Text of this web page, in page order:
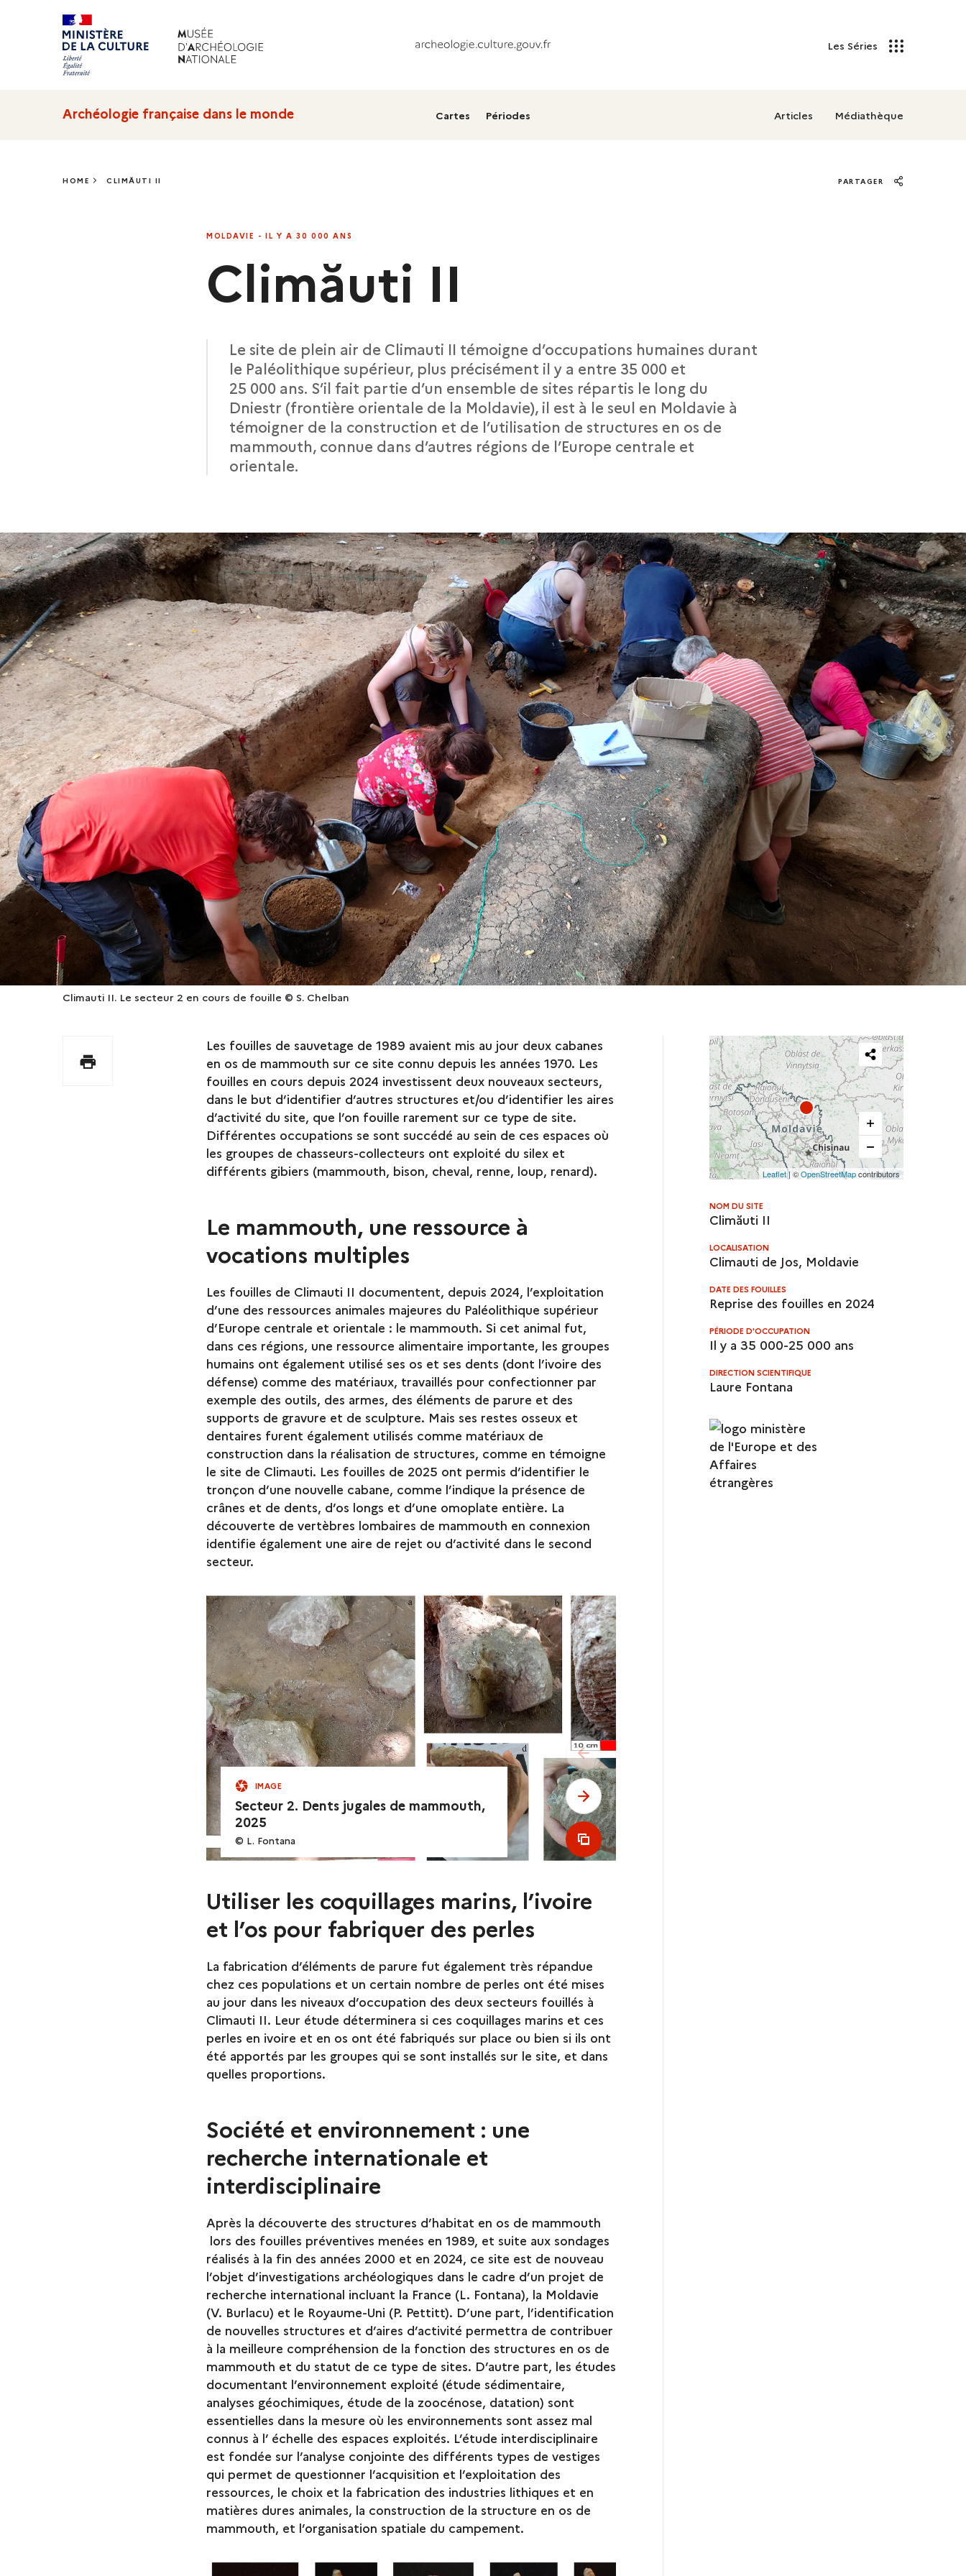
Les Séries
Archéologie française dans le monde Cartes Périodes Articles Médiathèque
MOLDAVIE - IL Y A 30 000 ANS
Climăuti II
Le site de plein air de Climauti II témoigne d’occupations humaines durant
le Paléolithique supérieur, plus précisément il y a entre 35 000 et
25 000 ans. S’il fait partie d’un ensemble de sites répartis le long du
Dniestr (frontière orientale de la Moldavie), il est à le seul en Moldavie à
témoigner de la construction et de l’utilisation de structures en os de
mammouth, connue dans d’autres régions de l’Europe centrale et
orientale.
HOME CLIMĂUTI II PARTAGER
Climauti II. Le secteur 2 en cours de fouille © S. Chelban
Les fouilles de sauvetage de 1989 avaient mis au jour deux cabanes
en os de mammouth sur ce site connu depuis les années 1970. Les
fouilles en cours depuis 2024 investissent deux nouveaux secteurs,
dans le but d’identifier d’autres structures et/ou d’identifier les aires
d’activité du site, que l’on fouille rarement sur ce type de site.
Différentes occupations se sont succédé au sein de ces espaces où
les groupes de chasseurs-collecteurs ont exploité du silex et
différents gibiers (mammouth, bison, cheval, renne, loup, renard).
Le mammouth, une ressource à
vocations multiples
Les fouilles de Climauti II documentent, depuis 2024, l’exploitation
d’une des ressources animales majeures du Paléolithique supérieur
d’Europe centrale et orientale : le mammouth. Si cet animal fut,
dans ces régions, une ressource alimentaire importante, les groupes
humains ont également utilisé ses os et ses dents (dont l’ivoire des
défense) comme des matériaux, travaillés pour confectionner par
exemple des outils, des armes, des éléments de parure et des
supports de gravure et de sculpture. Mais ses restes osseux et
dentaires furent également utilisés comme matériaux de
construction dans la réalisation de structures, comme en témoigne
le site de Climauti. Les fouilles de 2025 ont permis d’identifier le
tronçon d’une nouvelle cabane, comme l’indique la présence de
crânes et de dents, d’os longs et d’une omoplate entière. La
découverte de vertèbres lombaires de mammouth en connexion
identifie également une aire de rejet ou d’activité dans le second
secteur.
IMAGE
Secteur 2. Dents jugales de mammouth,
2025
© L. Fontana
see previous slide
see next slide
see all media
Utiliser les coquillages marins, l’ivoire
et l’os pour fabriquer des perles
La fabrication d’éléments de parure fut également très répandue
chez ces populations et un certain nombre de perles ont été mises
au jour dans les niveaux d’occupation des deux secteurs fouillés à
Climauti II. Leur étude déterminera si ces coquillages marins et ces
perles en ivoire et en os ont été fabriqués sur place ou bien si ils ont
été apportés par les groupes qui se sont installés sur le site, et dans
quelles proportions.
Société et environnement : une
recherche internationale et
interdisciplinaire
Après la découverte des structures d’habitat en os de mammouth
lors des fouilles préventives menées en 1989, et suite aux sondages
réalisés à la fin des années 2000 et en 2024, ce site est de nouveau
l’objet d’investigations archéologiques dans le cadre d’un projet de
recherche international incluant la France (L. Fontana), la Moldavie
(V. Burlacu) et le Royaume-Uni (P. Pettitt). D’une part, l’identification
de nouvelles structures et d’aires d’activité permettra de contribuer
à la meilleure compréhension de la fonction des structures en os de
mammouth et du statut de ce type de sites. D’autre part, les études
documentant l’environnement exploité (étude sédimentaire,
analyses géochimiques, étude de la zoocénose, datation) sont
essentielles dans la mesure où les environnements sont assez mal
connus à l’ échelle des espaces exploités. L’étude interdisciplinaire
est fondée sur l’analyse conjointe des différents types de vestiges
qui permet de questionner l’acquisition et l’exploitation des
ressources, le choix et la fabrication des industries lithiques et en
matières dures animales, la construction de la structure en os de
mammouth, et l’organisation spatiale du campement.
Partager
cette
carte
Leaflet| ©OpenStreetMapcontributors
NOM DU SITE
Climăuti II
LOCALISATION
Climauti de Jos, Moldavie
DATE DES FOUILLES
Reprise des fouilles en 2024
PÉRIODE D'OCCUPATION
Il y a 35 000-25 000 ans
DIRECTION SCIENTIFIQUE
Laure Fontana